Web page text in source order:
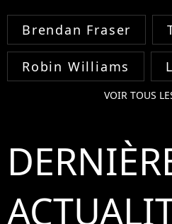
Brendan Fraser
Robin Williams
VOIR TOUS